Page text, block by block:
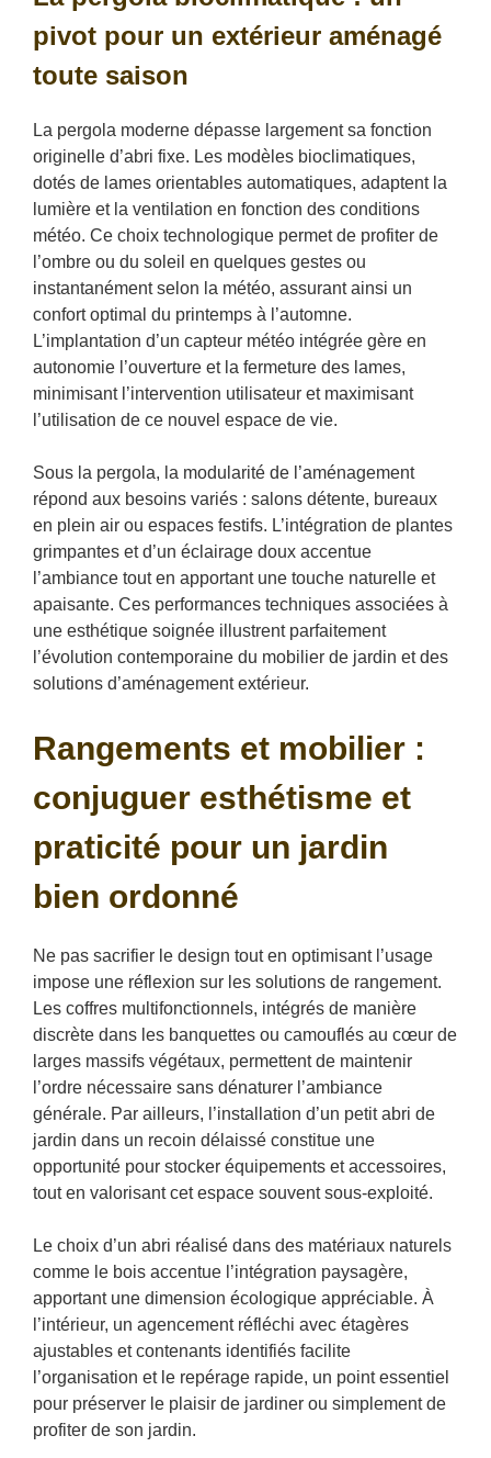
pivot pour un extérieur aménagé
toute saison
La pergola moderne dépasse largement sa fonction
originelle d’abri fixe. Les modèles bioclimatiques,
dotés de lames orientables automatiques, adaptent la
lumière et la ventilation en fonction des conditions
météo. Ce choix technologique permet de profiter de
l’ombre ou du soleil en quelques gestes ou
instantanément selon la météo, assurant ainsi un
confort optimal du printemps à l’automne.
L’implantation d’un capteur météo intégrée gère en
autonomie l’ouverture et la fermeture des lames,
minimisant l’intervention utilisateur et maximisant
l’utilisation de ce nouvel espace de vie.
Sous la pergola, la modularité de l’aménagement
répond aux besoins variés : salons détente, bureaux
en plein air ou espaces festifs. L’intégration de plantes
grimpantes et d’un éclairage doux accentue
l’ambiance tout en apportant une touche naturelle et
apaisante. Ces performances techniques associées à
une esthétique soignée illustrent parfaitement
l’évolution contemporaine du mobilier de jardin et des
solutions d’aménagement extérieur.
Rangements et mobilier :
conjuguer esthétisme et
praticité pour un jardin
bien ordonné
Ne pas sacrifier le design tout en optimisant l’usage
impose une réflexion sur les solutions de rangement.
Les coffres multifonctionnels, intégrés de manière
discrète dans les banquettes ou camouflés au cœur de
larges massifs végétaux, permettent de maintenir
l’ordre nécessaire sans dénaturer l’ambiance
générale. Par ailleurs, l’installation d’un petit abri de
jardin dans un recoin délaissé constitue une
opportunité pour stocker équipements et accessoires,
tout en valorisant cet espace souvent sous-exploité.
Le choix d’un abri réalisé dans des matériaux naturels
comme le bois accentue l’intégration paysagère,
apportant une dimension écologique appréciable. À
l’intérieur, un agencement réfléchi avec étagères
ajustables et contenants identifiés facilite
l’organisation et le repérage rapide, un point essentiel
pour préserver le plaisir de jardiner ou simplement de
profiter de son jardin.